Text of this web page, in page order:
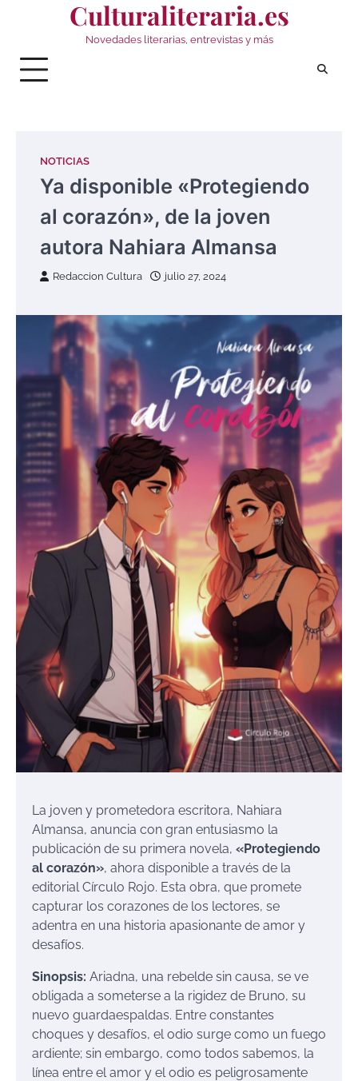
Culturaliteraria.es
Novedades literarias, entrevistas y más
NOTICIAS
Ya disponible «Protegiendo
al corazón», de la joven
autora Nahiara Almansa
Redaccion Cultura julio 27, 2024
La joven y prometedora escritora, Nahiara
Almansa, anuncia con gran entusiasmo la
publicación de su primera novela, «Protegiendo
al corazón», ahora disponible a través de la
editorial Círculo Rojo. Esta obra, que promete
capturar los corazones de los lectores, se
adentra en una historia apasionante de amor y
desafíos.
Sinopsis: Ariadna, una rebelde sin causa, se ve
obligada a someterse a la rigidez de Bruno, su
nuevo guardaespaldas. Entre constantes
choques y desafíos, el odio surge como un fuego
ardiente; sin embargo, como todos sabemos, la
línea entre el amor y el odio es peligrosamente